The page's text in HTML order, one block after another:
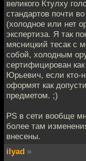
великого Ктулху
стандартов почти
(холодное или нет
экспертиза. Я так
мясницкий тесак с
собой, холодным
сертифицирован
Юрьевич, если кто-
оформят как
предметом. ;)
PS в сети вообще
более там
внесены.
ilyad »